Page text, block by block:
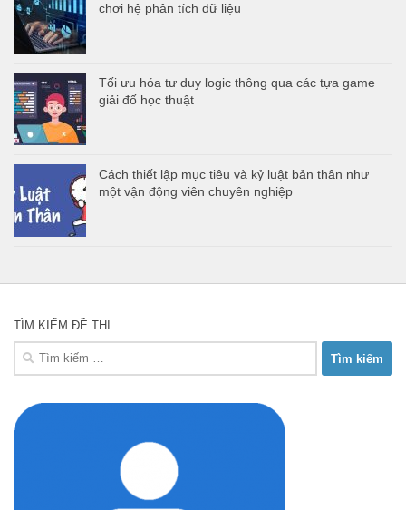
chơi hệ phân tích dữ liệu
Tối ưu hóa tư duy logic thông qua các tựa game
giải đố học thuật
Cách thiết lập mục tiêu và kỷ luật bản thân như
một vận động viên chuyên nghiệp
TÌM KIẾM ĐỀ THI
Tìm
kiếm